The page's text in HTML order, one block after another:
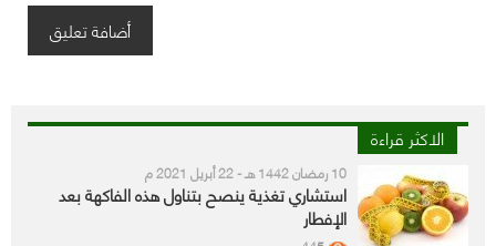
الاكثر قراءة
10 رمضان 1442 هـ - 22 أبريل 2021 م
استشاري تغذية ينصح بتناول هذه الفاكهة بعد
الإفطار